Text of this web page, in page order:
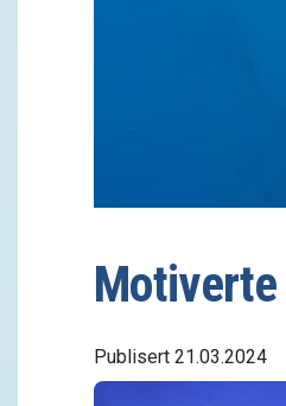
Publisert 21.03.2024